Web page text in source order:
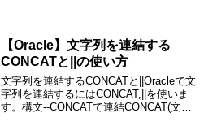
【Oracle】文字列を連結する
CONCATと||の使い方
文字列を連結するCONCATと||Oracleで文
字列を連結するにはCONCAT,||を使いま
す。構文--CONCATで連結CONCAT(文字